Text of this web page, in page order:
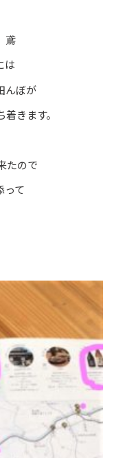
鳶
は
んぼが
きます。
たので
って